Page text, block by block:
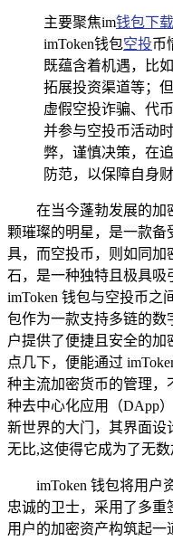
主要聚焦im钱包下载
imToken钱包空投币
既蕴含着机遇，比
拓展投资渠道等；
虚假空投诈骗、代
并参与空投币活动
弊，谨慎决策，在
防范，以保障自身财
在当今蓬勃发展的加
颗璀璨的明星，是一款备
具，而空投币，则如同加
石，是一种独特且极具吸
imToken 钱包与空投币之
包作为一款支持多链的数
户提供了便捷且安全的
点几下，便能通过
种主流加密货币的管理，
种去中心化应用（DApp
新世界的大门，其界面设
无比,这使得它成为了无
imToken 钱包将用户
忠诚的卫士，采用了多重
用户的加密资产构筑起一